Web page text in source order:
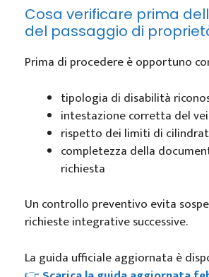
Cosa verificare prima
del passaggio di
Prima di procedere è opportuno
tipologia di disabilità
intestazione corretta del
rispetto dei limiti di
completezza della
richiesta
Un controllo preventivo evita
richieste integrative successive.
La guida ufficiale aggiornata è